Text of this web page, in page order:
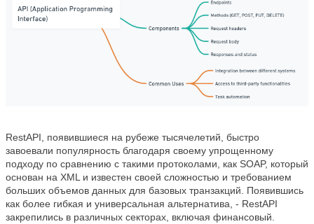
RestAPI, появившиеся на рубеже тысячелетий, быстро
завоевали популярность благодаря своему упрощенному
подходу по сравнению с такими протоколами, как SOAP, который
основан на XML и известен своей сложностью и требованием
больших объемов данных для базовых транзакций. Появившись
как более гибкая и универсальная альтернатива, - RestAPI
закрепились в различных секторах, включая финансовый.